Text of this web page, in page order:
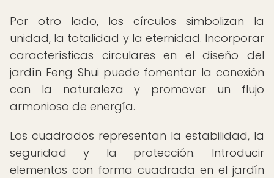
Por otro lado, los círculos simbolizan la
unidad, la totalidad y la eternidad. Incorporar
características circulares en el diseño del
jardín Feng Shui puede fomentar la conexión
con la naturaleza y promover un flujo
armonioso de energía.
Los cuadrados representan la estabilidad, la
seguridad y la protección. Introducir
elementos con forma cuadrada en el jardín